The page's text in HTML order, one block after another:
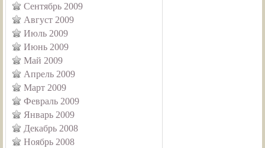
Сентябрь 2009
Август 2009
Июль 2009
Июнь 2009
Май 2009
Апрель 2009
Март 2009
Февраль 2009
Январь 2009
Декабрь 2008
Ноябрь 2008